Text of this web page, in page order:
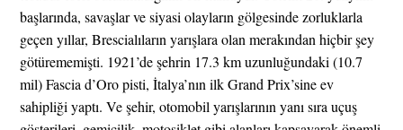
başlarında, savaşlar ve siyasi olayların gölgesinde zorluklarla
geçen yıllar, Brescialıların yarışlara olan merakından hiçbir şey
götürememişti. 1921’de şehrin 17.3 km uzunluğundaki (10.7
mil) Fascia d’Oro pisti, İtalya’nın ilk Grand Prix’sine ev
sahipliği yaptı. Ve şehir, otomobil yarışlarının yanı sıra uçuş